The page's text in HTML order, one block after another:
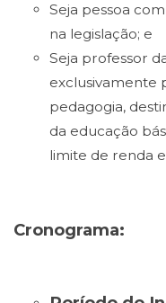
Seja pessoa
na legislação; e
Seja professor
exclusivamente
pedagogia,
da educação
limite de renda
Cronograma: